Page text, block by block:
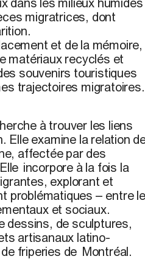
dans les milieux humides
migratrices, dont
et de la mémoire,
matériaux recyclés et
souvenirs touristiques
trajectoires migratoires.
à trouver les liens
Elle examine la relation
affectée par des
incorpore à la fois la
explorant et
problématiques – entre le
et sociaux.
dessins, de sculptures,
artisanaux latino-
friperies de Montréal.